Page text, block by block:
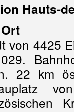
Hauts-
von 4425
22 km